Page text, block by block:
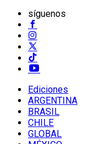
síguenos
Ediciones
ARGENTINA
BRASIL
CHILE
GLOBAL